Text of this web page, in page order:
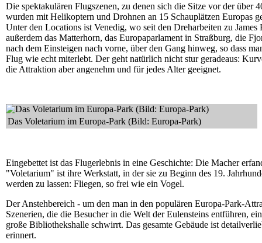
Die spektakulären Flugszenen, zu denen sich die Sitze vor der über
wurden mit Helikoptern und Drohnen an 15 Schauplätzen Europas
Unter den Locations ist Venedig, wo seit den Dreharbeiten zu
außerdem das Matterhorn, das Europaparlament in Straßburg, die
nach dem Einsteigen nach vorne, über den Gang hinweg, so dass
Flug wie echt miterlebt. Der geht natürlich nicht stur geradeaus:
die Attraktion aber angenehm und für jedes Alter geeignet.
Das Voletarium im Europa-Park (Bild: Europa-Park)
Eingebettet ist das Flugerlebnis in eine Geschichte: Die Macher
"Voletarium" ist ihre Werkstatt, in der sie zu Beginn des 19.
werden zu lassen: Fliegen, so frei wie ein Vogel.
Der Anstehbereich - um den man in den populären Europa-Park-
Szenerien, die die Besucher in die Welt der Eulensteins entführen,
große Bibliothekshalle schwirrt. Das gesamte Gebäude ist
erinnert.